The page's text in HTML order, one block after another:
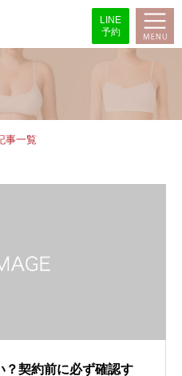
LINE
予約
事一覧
？契約前に必ず確認す